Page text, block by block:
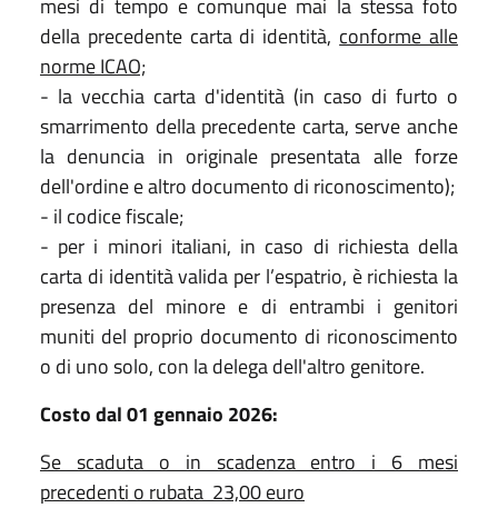
della precedente carta di identità, conforme alle
norme ICAO;
- la vecchia carta d'identità (in caso di furto o
smarrimento della precedente carta, serve anche
la denuncia in originale presentata alle forze
dell'ordine e altro documento di riconoscimento);
- il codice fiscale;
- per i minori italiani, in caso di richiesta della
carta di identità valida per l’espatrio, è richiesta la
presenza del minore e di entrambi i genitori
muniti del proprio documento di riconoscimento
o di uno solo, con la delega dell'altro genitore.
Costo dal 01 gennaio 2026:
Se scaduta o in scadenza entro i 6 mesi
precedenti o rubata 23,00euro